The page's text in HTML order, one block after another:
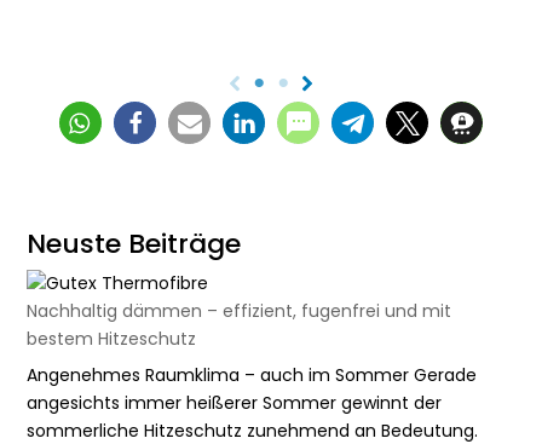
Neuste Beiträge
Nachhaltig dämmen – effizient, fugenfrei und mit
bestem Hitzeschutz
Angenehmes Raumklima – auch im Sommer Gerade
angesichts immer heißerer Sommer gewinnt der
sommerliche Hitzeschutz zunehmend an Bedeutung.